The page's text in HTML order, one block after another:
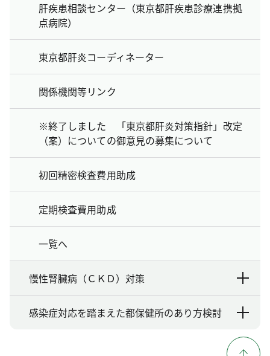
肝疾患相談センター（東京都肝疾患診療連携拠
点病院）
東京都肝炎コーディネーター
関係機関等リンク
※終了しました 「東京都肝炎対策指針」改定
（案）についての御意見の募集について
初回精密検査費用助成
定期検査費用助成
一覧へ
慢性腎臓病（ＣＫＤ）対策
感染症対応を踏まえた都保健所のあり方検討